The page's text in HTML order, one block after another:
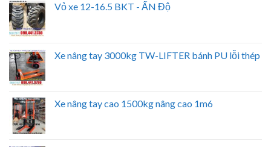
Vỏ xe 12-16.5 BKT - ẤN Độ
Xe nâng tay 3000kg TW-LIFTER bánh PU lỗi thép
Xe nâng tay cao 1500kg nâng cao 1m6